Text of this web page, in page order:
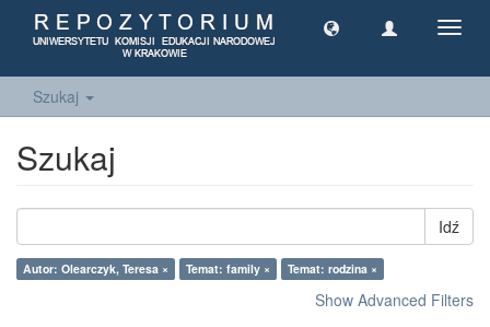
Szukaj
Szukaj
Idź
Autor: Olearczyk, Teresa × Temat: family × Temat: rodzina ×
Show Advanced Filters